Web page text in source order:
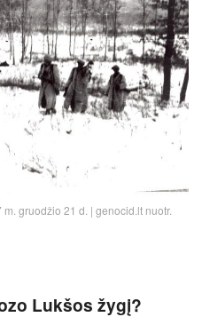
gruodžio 21 d. | genocid.lt nuotr.
Lukšos žygį?